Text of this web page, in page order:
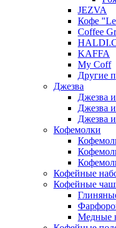
JEZVA
Кофе "Le
Coffee
KAFFA
My Coff
Другие
Джезва
Джезва
Джезва
Джезва
Кофемолки
Кофейные
Кофейные
Медные